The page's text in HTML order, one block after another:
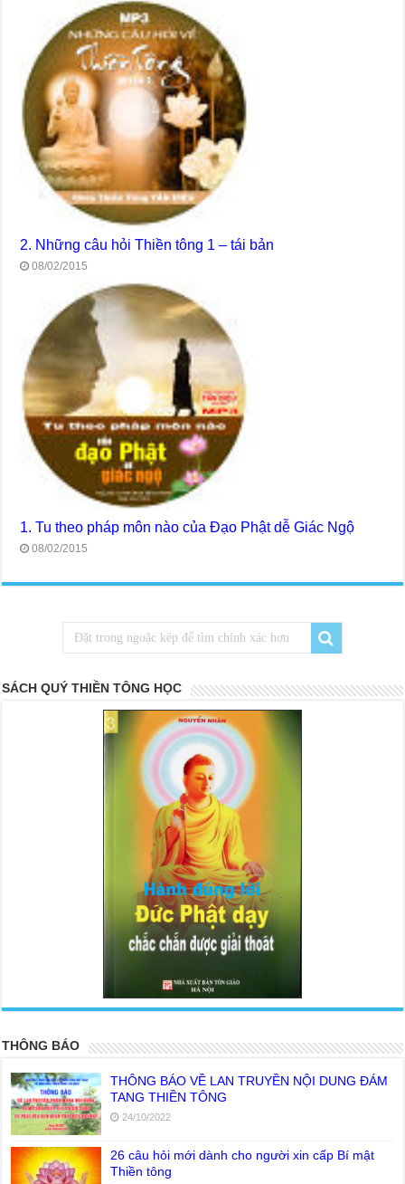
2. Những câu hỏi Thiền tông 1 – tái bản
08/02/2015
1. Tu theo pháp môn nào của Đạo Phật dễ Giác Ngộ
08/02/2015
SÁCH QUÝ THIỀN TÔNG HỌC
THÔNG BÁO
THÔNG BÁO VỀ LAN TRUYỀN NỘI DUNG ĐÁM
TANG THIỀN TÔNG
24/10/2022
26 câu hỏi mới dành cho người xin cấp Bí mật
Thiền tông